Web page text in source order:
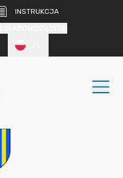
INSTRUKCJA